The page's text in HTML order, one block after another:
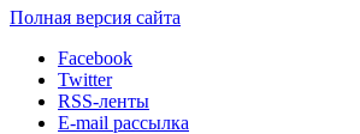
Полная версия сайта
Facebook
Twitter
RSS-ленты
E-mail рассылка